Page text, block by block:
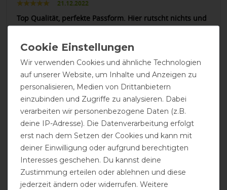
21.12.2022
Top Qualität, perfekte Passform. Hier rutscht nichts und
Unser altes Pony trägt seit diesem Winter im Offenstall
diese Decke mit dem entsprechenden Halsteil. Er ist
seitdem agiler und "besser drauf ". Hält seit vielen
Regen- und Schneeregen trocken. Werde die Decke
nochmal kaufen für den Fall der Fälle....
26.10.2018
Spitzen Qualität und Passform, wie immer von Bucas
Sehr gutes Preis/Leistungsverhältnis ***. Der Winter
kann kommen.
Wir verwenden Cookies und ähnliche Technologien
auf unserer Website, um Inhalte und Anzeigen zu
personalisieren, Medien von Drittanbietern
einzubinden und Zugriffe zu analysieren. Dabei
verarbeiten wir personenbezogene Daten (z.B.
deine IP-Adresse). Die Datenverarbeitung erfolgt
erst nach dem Setzen der Cookies und kann mit
deiner Einwilligung oder aufgrund berechtigten
Interesses geschehen. Du kannst deine
Zustimmung erteilen oder ablehnen und diese
jederzeit ändern oder widerrufen. Weitere